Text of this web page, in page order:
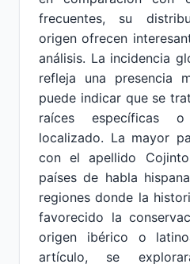
frecuentes, su
origen ofrecen
análisis. La incidencia
refleja una presencia
puede indicar que se
raíces específicas
localizado. La mayor
con el apellido
países de habla
regiones donde la
favorecido la
origen ibérico o
artículo, se